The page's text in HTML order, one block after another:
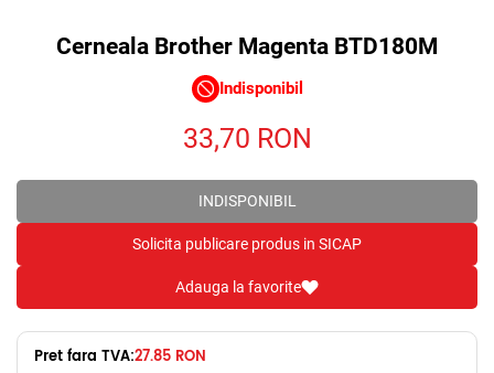
Cerneala Brother Magenta BTD180M
Indisponibil
33,70 RON
INDISPONIBIL
Solicita publicare produs in SICAP
Adauga la favorite
Pret fara TVA:27.85 RON